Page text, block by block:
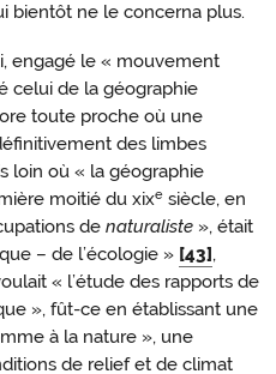
bientôt ne le concerna plus.
engagé le « mouvement
celui de la géographie
toute proche où une
des limbes
loin où « la géographie
moitié du xixe siècle, en
de naturaliste », était
– de l’écologie » [43] ,
« l’étude des rapports de
», fût-ce en établissant une
à la nature », une
de relief et de climat